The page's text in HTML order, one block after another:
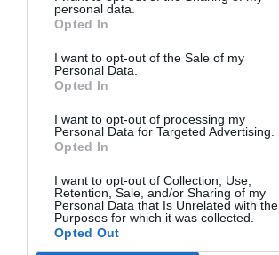
personal data.
Opted In
I want to opt-out of the Sale of my
Personal Data.
Opted In
I want to opt-out of processing my
Personal Data for Targeted Advertising.
Opted In
I want to opt-out of Collection, Use,
Retention, Sale, and/or Sharing of my
Personal Data that Is Unrelated with the
Purposes for which it was collected.
Opted Out